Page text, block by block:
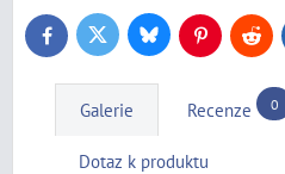
FacebookTwitter BlueskyPinterestReddit
Galerie Recenze 0
Dotaz k produktu